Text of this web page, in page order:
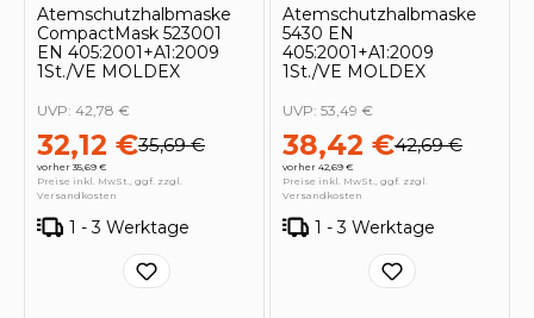
Atemschutzhalbmaske
CompactMask 523001
EN 405:2001+A1:2009
1St./VE MOLDEX
32,12 €35,69 €
vorher 35,69 €
UVP: 42,78 €
Preise inkl. MwSt., ggf. zzgl.
Versandkosten
1 - 3 Werktage
Atemschutzhalbmaske
5430 EN
405:2001+A1:2009
1St./VE MOLDEX
38,42 €42,69 €
vorher 42,69 €
UVP: 53,49 €
Preise inkl. MwSt., ggf. zzgl.
Versandkosten
1 - 3 Werktage